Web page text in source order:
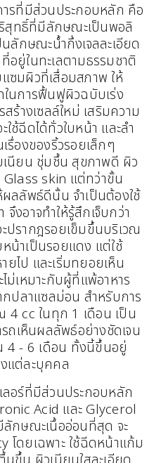
รที่มีส่วนประกอบหลัก คือ
สุทธิ์ที่มีลักษณะเป็นพอลิ
ลักษณะน้ำกึ่งเจลละเอียด
ยู่ในทะเลตามธรรมชาติ
ซมผิวที่เสื่อมสภาพ ให้
นการฟื้นฟูผิวฉบับเร่ง
ร้างเซลล์ใหม่ เสริมความ
ช้ฉีดได้ทั่วใบหน้า และลำ
รื่องของริ้วรอยเล็กๆ
เนียน ชุ่มชื้น สุขภาพดี ผิว
skin แต่ทว่าขั้น
ผลลัพธ์ดีนั้น จำเป็นต้องใช้
งอาจทำให้รู้สึกเจ็บกว่า
ปรากฎรอยเข็มขึ้นบริเวณ
หน้าเป็นรอยแดง แต่ใช้
ยไป และเริ่มทยอยเห็น
เหมาะกับผู้ที่แพ้อาหาร
กปลาแซลม่อน สำหรับการ
4 cc ในทุก 1 เดือน เป็น
ถเห็นผลลัพธ์อย่างชัดเจน
4 - 6 เดือน ทั้งนี้ขึ้นอยู่
แต่ละบุคคล
ลอร์ที่มีส่วนประกอบหลัก
Acid และ Glycerol
ลักษณะเนื้ออ่อนที่สุด จะ
โดยเฉพาะ ใช้ฉีดหน้าแก้ม